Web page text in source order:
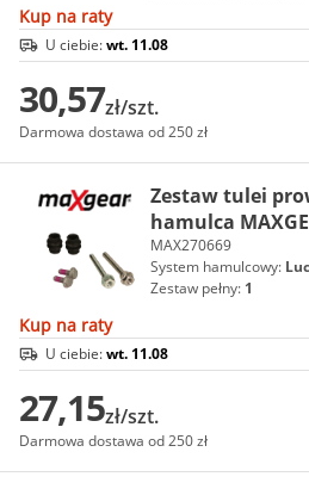
Kup na raty
U ciebie:wt. 11.08
30,57zł/szt.
Darmowa dostawa od 250 zł
Zestaw tulei
hamulca
MAX270669
System hamulcowy:
Zestaw pełny: 1
Kup na raty
U ciebie:wt. 11.08
27,15zł/szt.
Darmowa dostawa od 250 zł